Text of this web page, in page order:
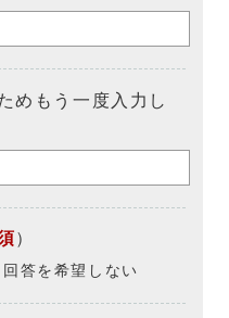
めもう一度入力し
）
回答を希望しない